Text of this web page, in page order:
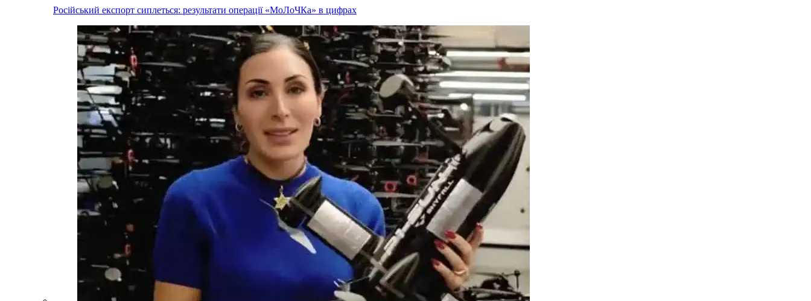
Російський експорт сиплеться: результати операції «МоЛоЧКа» в цифрах